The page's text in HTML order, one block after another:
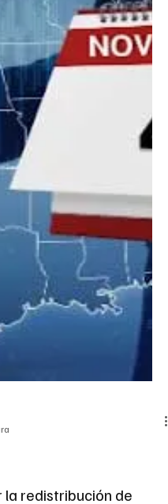
Hispana
y las prácticas
en nuestras culturas
destacando las ricas
transmitidas en nuestras